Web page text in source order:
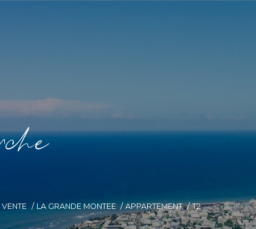
ce
VENTE LA GRANDE MONTEE APPARTEMENT T2